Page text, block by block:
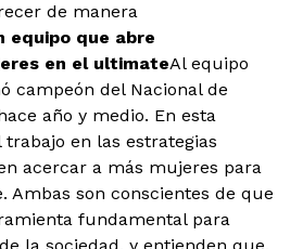
de manera
equipo que abre
en el ultimateAl equipo
campeón del Nacional de
año y medio. En esta
en las estrategias
acercar a más mujeres para
Ambas son conscientes de que
fundamental para